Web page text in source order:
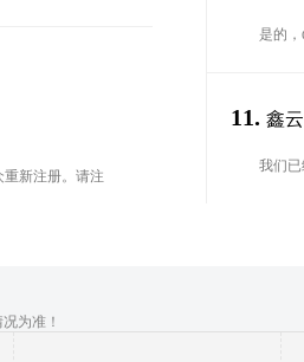
新注册。请注
是的
11. 鑫
我们
为准！